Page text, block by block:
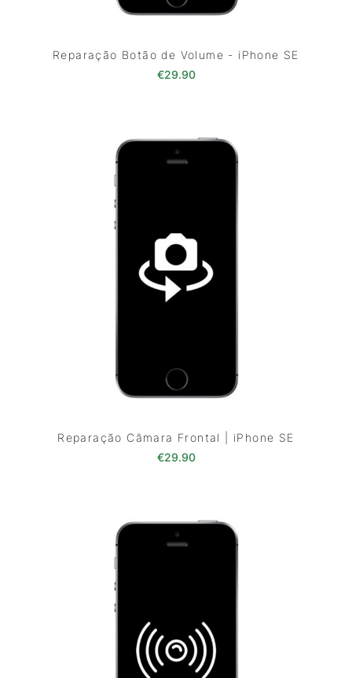
Reparação Botão de Volume - iPhone SE
€29.90
Reparação Câmara Frontal | iPhone SE
€29.90